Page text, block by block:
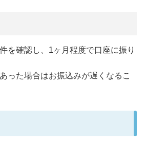
を確認し、1ヶ月程度で口座に振り
った場合はお振込みが遅くなるこ